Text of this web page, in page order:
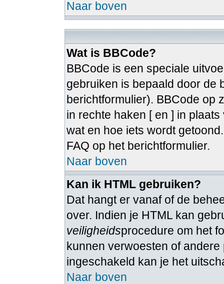
Naar boven
Wat is BBCode?
BBCode is een speciale
gebruiken is bepaald door de
berichtformulier). BBCode op
in rechte haken [ en ] in
wat en hoe iets wordt
FAQ op het berichtformulier.
Naar boven
Kan ik HTML gebruiken?
Dat hangt er vanaf of de
over. Indien je HTML kan
veiligheidsprocedure om het
kunnen verwoesten of
ingeschakeld kan je het
Naar boven